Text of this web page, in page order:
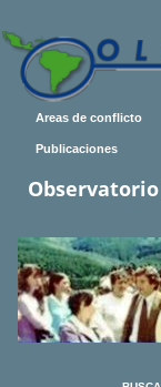
Areas de conflicto
Publicaciones